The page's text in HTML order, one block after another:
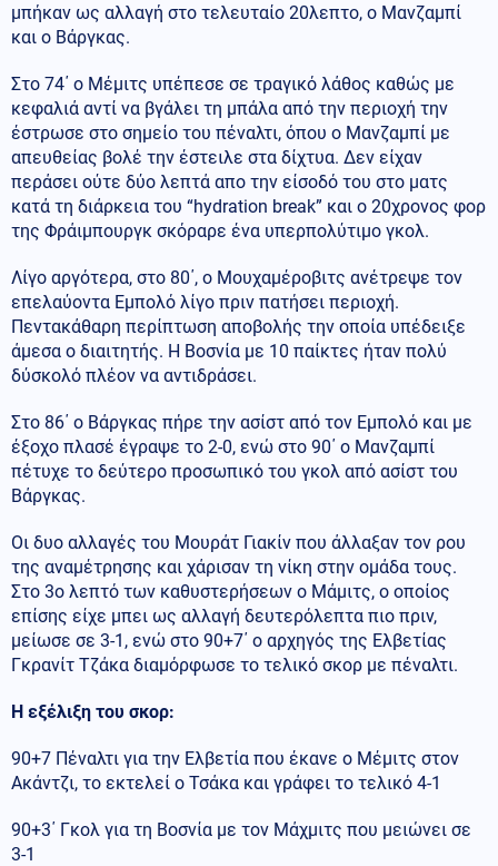
μπήκαν ως αλλαγή στο τελευταίο 20λεπτο, ο Μανζαμπί
και ο Βάργκας.
Στο 74΄ ο Μέμιτς υπέπεσε σε τραγικό λάθος καθώς με
κεφαλιά αντί να βγάλει τη μπάλα από την περιοχή την
έστρωσε στο σημείο του πέναλτι, όπου ο Μανζαμπί με
απευθείας βολέ την έστειλε στα δίχτυα. Δεν είχαν
περάσει ούτε δύο λεπτά απο την είσοδό του στο ματς
κατά τη διάρκεια του “hydration break” και ο 20χρονος φορ
της Φράιμπουργκ σκόραρε ένα υπερπολύτιμο γκολ.
Λίγο αργότερα, στο 80΄, ο Μουχαμέροβιτς ανέτρεψε τον
επελαύοντα Εμπολό λίγο πριν πατήσει περιοχή.
Πεντακάθαρη περίπτωση αποβολής την οποία υπέδειξε
άμεσα ο διαιτητής. Η Βοσνία με 10 παίκτες ήταν πολύ
δύσκολό πλέον να αντιδράσει.
Στο 86΄ ο Βάργκας πήρε την ασίστ από τον Εμπολό και με
έξοχο πλασέ έγραψε το 2-0, ενώ στο 90΄ ο Μανζαμπί
πέτυχε το δεύτερο προσωπικό του γκολ από ασίστ του
Βάργκας.
Οι δυο αλλαγές του Μουράτ Γιακίν που άλλαξαν τον ρου
της αναμέτρησης και χάρισαν τη νίκη στην ομάδα τους.
Στο 3ο λεπτό των καθυστερήσεων ο Μάμιτς, ο οποίος
επίσης είχε μπει ως αλλαγή δευτερόλεπτα πιο πριν,
μείωσε σε 3-1, ενώ στο 90+7΄ ο αρχηγός της Ελβετίας
Γκρανίτ Τζάκα διαμόρφωσε το τελικό σκορ με πέναλτι.
Η εξέλιξη του σκορ:
90+7 Πέναλτι για την Ελβετία που έκανε ο Μέμιτς στον
Ακάντζι, το εκτελεί ο Τσάκα και γράφει το τελικό 4-1
90+3΄ Γκολ για τη Βοσνία με τον Μάχμιτς που μειώνει σε
3-1